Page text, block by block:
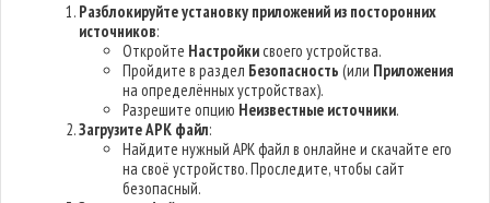
Разблокируйте установку приложений из посторонних
источников:
Откройте Настройкисвоего устройства.
Пройдите в раздел Безопасность (или Приложения
на определённых устройствах).
Разрешите опцию Неизвестные источники.
Загрузите APK файл:
Найдите нужный APK файл в онлайне и скачайте его
на своё устройство. Проследите, чтобы сайт
безопасный.